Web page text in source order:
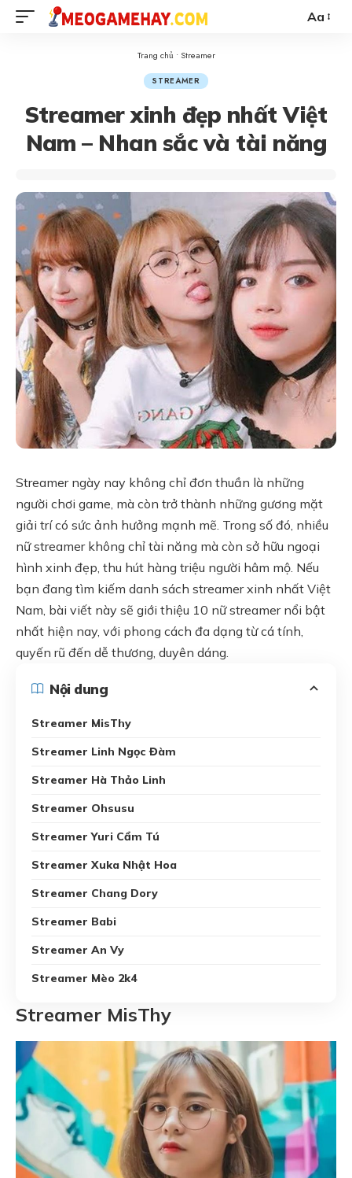
Aa
Trang chủ• Streamer
STREAMER
Streamer xinh đẹp nhất Việt
Nam – Nhan sắc và tài năng
Streamer ngày nay không chỉ đơn thuần là những
người chơi game, mà còn trở thành những gương mặt
giải trí có sức ảnh hưởng mạnh mẽ. Trong số đó, nhiều
nữ streamer không chỉ tài năng mà còn sở hữu ngoại
hình xinh đẹp, thu hút hàng triệu người hâm mộ. Nếu
bạn đang tìm kiếm danh sách streamer xinh nhất Việt
Nam, bài viết này sẽ giới thiệu 10 nữ streamer nổi bật
nhất hiện nay, với phong cách đa dạng từ cá tính,
quyến rũ đến dễ thương, duyên dáng.
Nội dung
Streamer MisThy
Streamer Linh Ngọc Đàm
Streamer Hà Thảo Linh
Streamer Ohsusu
Streamer Yuri Cẩm Tú
Streamer Xuka Nhật Hoa
Streamer Chang Dory
Streamer Babi
Streamer An Vy
Streamer Mèo 2k4
Streamer MisThy